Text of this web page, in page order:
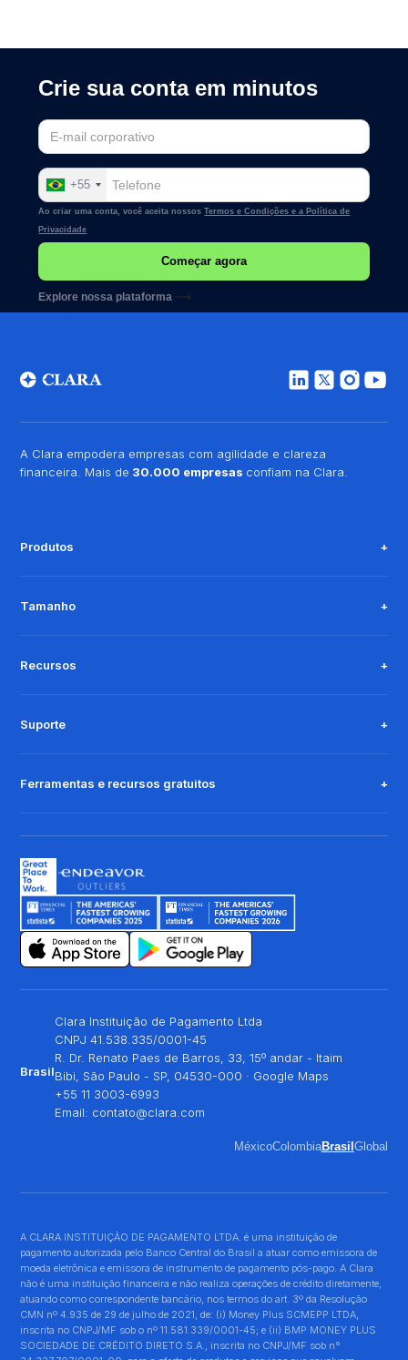
Crie sua conta em minutos
+55
Ao criar uma conta, você aceita nossosTermos e Condições e a Política de
Privacidade
Explore nossa plataforma
A Clara empodera empresas com agilidade e clareza
financeira. Mais de 30.000 empresas confiam na Clara.
Produtos
Tamanho
Recursos
Suporte
Ferramentas e recursos gratuitos
Brasil
Clara Instituição de Pagamento Ltda
CNPJ 41.538.335/0001-45
R. Dr. Renato Paes de Barros, 33, 15º andar - Itaim
Bibi, São Paulo - SP, 04530-000 · Google Maps
+55 11 3003-6993
Email: contato@clara.com
MéxicoColombiaBrasilGlobal
A CLARA INSTITUIÇÃO DE PAGAMENTO LTDA. é uma instituição de
pagamento autorizada pelo Banco Central do Brasil a atuar como emissora de
moeda eletrônica e emissora de instrumento de pagamento pós-pago. A Clara
não é uma instituição financeira e não realiza operações de crédito diretamente,
atuando como correspondente bancário, nos termos do art. 3º da Resolução
CMN nº 4.935 de 29 de julho de 2021, de: (i) Money Plus SCMEPP LTDA,
inscrita no CNPJ/MF sob o nº 11.581.339/0001-45; e (ii) BMP MONEY PLUS
SOCIEDADE DE CRÉDITO DIRETO S.A., inscrita no CNPJ/MF sob n°